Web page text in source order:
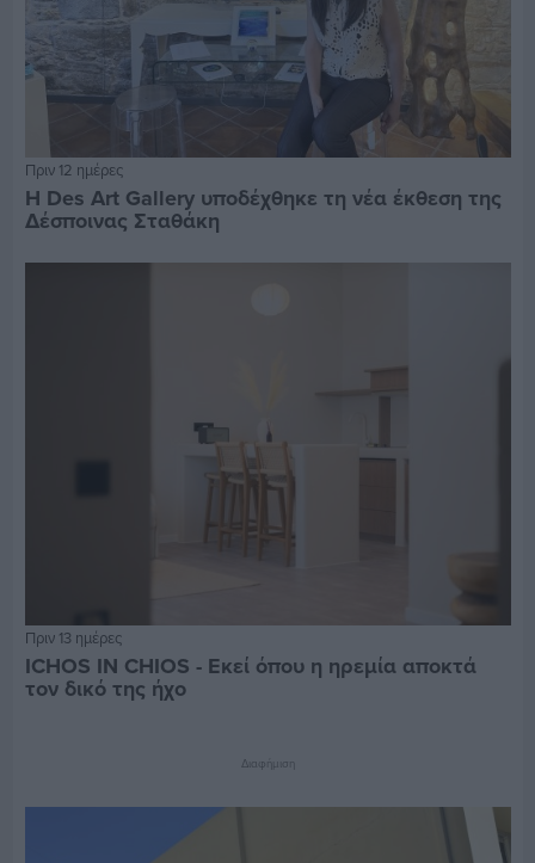
Πριν 12 ημέρες
Η Des Art Gallery υποδέχθηκε τη νέα έκθεση της
Δέσποινας Σταθάκη
Πριν 13 ημέρες
ICHOS IN CHIOS - Εκεί όπου η ηρεμία αποκτά
τον δικό της ήχο
Διαφήμιση